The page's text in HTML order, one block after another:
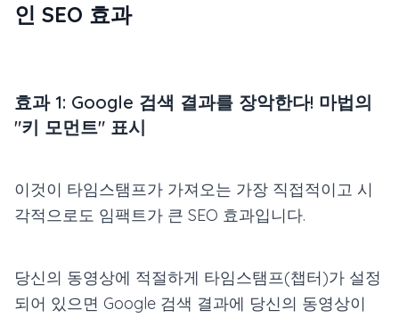
인 SEO 효과
효과 1: Google 검색 결과를 장악한다! 마법의
"키 모먼트" 표시
이것이 타임스탬프가 가져오는 가장 직접적이고 시
각적으로도 임팩트가 큰 SEO 효과입니다.
당신의 동영상에 적절하게 타임스탬프(챕터)가 설정
되어 있으면 Google 검색 결과에 당신의 동영상이